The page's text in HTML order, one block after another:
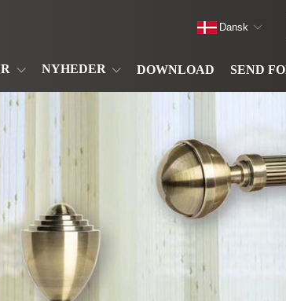
NYHEDER DOWNLOAD SEND
Dansk